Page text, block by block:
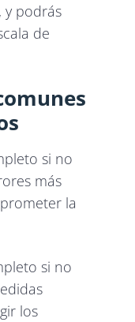
y podrás
de
si no
más
la
si no
los